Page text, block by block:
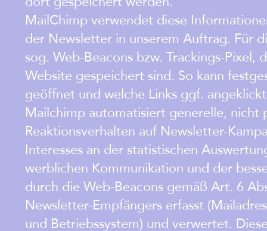
MailChimp verwendet diese
der Newsletter in unserem Auftrag. Für
sog. Web-Beacons bzw. Trackings-
Website gespeichert sind. So kann
geöffnet und welche Links ggf.
Mailchimp automatisiert generelle,
Reaktionsverhalten auf Newsletter-
Interesses an der statistischen
werblichen Kommunikation und der
durch die Web-Beacons gemäß Art. 6
Newsletter-Empfängers erfasst
und Betriebssystem) und verwertet.